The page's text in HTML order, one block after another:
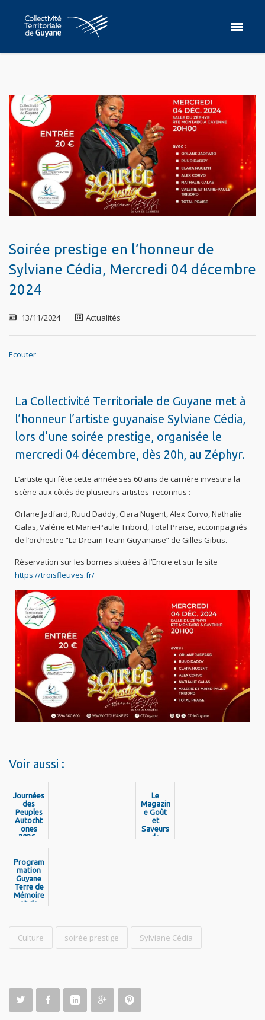
Soirée prestige en l’honneur de
Sylviane Cédia, Mercredi 04 décembre
2024
13/11/2024 Actualités
Ecouter
La Collectivité Territoriale de Guyane met à
l’honneur l’artiste guyanaise Sylviane Cédia,
lors d’une soirée prestige, organisée le
mercredi 04 décembre, dès 20h, au Zéphyr.
L’artiste qui fête cette année ses 60 ans de carrière investira la
scène aux côtés de plusieurs artistes reconnus :
Orlane Jadfard, Ruud Daddy, Clara Nugent, Alex Corvo, Nathalie
Galas, Valérie et Marie-Paule Tribord, Total Praise, accompagnés
de l’orchestre “La Dream Team Guyanaise” de Gilles Gibus.
Réservation sur les bornes situées à l’Encre et sur le site
https://troisfleuves.fr/
Voir aussi :
Journées
des
Peuples
Autocht
ones
2026 -
program
mation
Le
Magazin
e Goût
et
Saveurs
de
Program
mation
Guyane
Terre de
Mémoire
et de
Nou Pa
Jen Bliyé
Culture soirée prestige Sylviane Cédia